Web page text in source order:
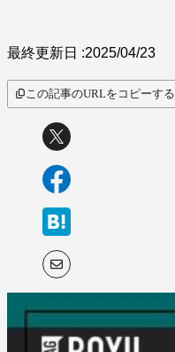
最終更新日 :2025/04/23
この記事のURLをコピーする